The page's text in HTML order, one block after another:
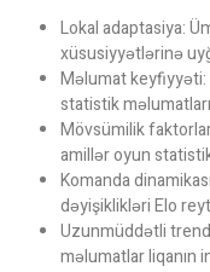
Lokal adaptasiya:
xüsusiyyətlərinə
Məlumat
statistik
Mövsümilik
amillər oyun
Komanda
dəyişiklikləri Elo
Uzunmüddətli
məlumatlar liqanın